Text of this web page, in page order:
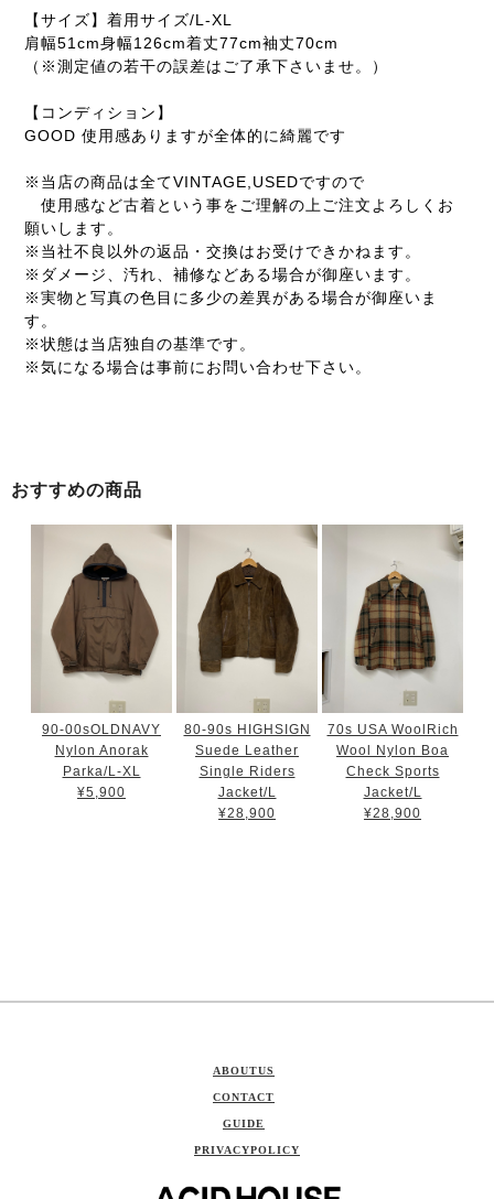
【サイズ】着用サイズ/L-XL
肩幅51cm身幅126cm着丈77cm袖丈70cm
（※測定値の若干の誤差はご了承下さいませ。）
【コンディション】
GOOD 使用感ありますが全体的に綺麗です
※当店の商品は全てVINTAGE,USEDですので
使用感など古着という事をご理解の上ご注文よろしくお
願いします。
※当社不良以外の返品・交換はお受けできかねます。
※ダメージ、汚れ、補修などある場合が御座います。
※実物と写真の色目に多少の差異がある場合が御座いま
す。
※状態は当店独自の基準です。
※気になる場合は事前にお問い合わせ下さい。
おすすめの商品
90-00sOLDNAVY
Nylon Anorak
Parka/L-XL
¥5,900
80-90s HIGHSIGN
Suede Leather
Single Riders
Jacket/L
¥28,900
70s USA WoolRich
Wool Nylon Boa
Check Sports
Jacket/L
¥28,900
ABOUTUS
CONTACT
GUIDE
PRIVACYPOLICY